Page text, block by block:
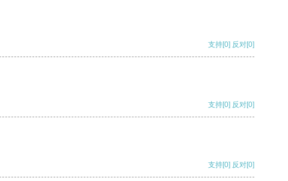
支持[0] 反对[0]
支持[0] 反对[0]
支持[0] 反对[0]